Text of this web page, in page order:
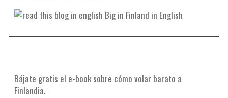
Big in Finland in English
Bájate gratis el e-book sobre cómo volar barato a
Finlandia.